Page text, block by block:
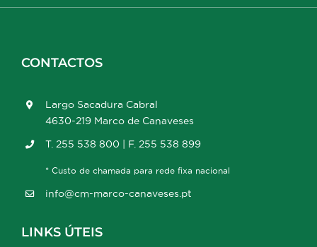
CONTACTOS
Largo Sacadura Cabral
4630-219 Marco de Canaveses
T. 255 538 800 | F. 255 538 899
* Custo de chamada para rede fixa nacional
info@cm-marco-canaveses.pt
LINKS ÚTEIS